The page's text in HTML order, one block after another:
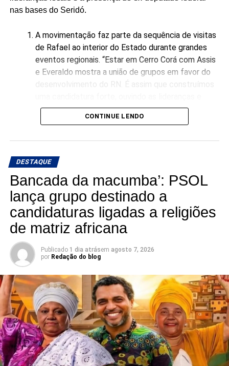
nas bases do Seridó.
A movimentação faz parte da sequência de visitas
de Rafael ao interior do Estado durante grandes
eventos regionais. “Estar em Cerro Corá com Assis
e Everaldo mostra a união de grupos em favor do
desenvolvimento do RN. É assim que construímos
garantindo representatividade direta para o
município no Senado”, declarou Rafael Motta.
CONTINUE LENDO
DESTAQUE
Bancada da macumba’: PSOL
lança grupo destinado a
candidaturas ligadas a religiões
de matriz africana
Publicado 1 dia atrásem agosto 7, 2026
por Redação do blog